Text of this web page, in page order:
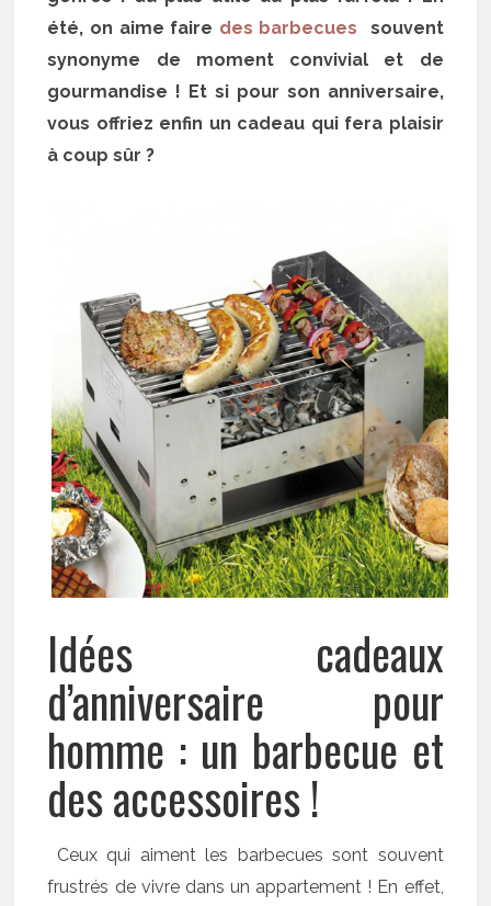
été, on aime faire des barbecues
souvent
synonyme de moment convivial et de
gourmandise ! Et si pour son anniversaire,
vous offriez enfin un cadeau qui fera plaisir
à coup sûr ?
Idées cadeaux
d’anniversaire pour
homme : un barbecue et
des accessoires !
Ceux qui aiment les barbecues sont souvent
frustrés de vivre dans un appartement ! En effet,